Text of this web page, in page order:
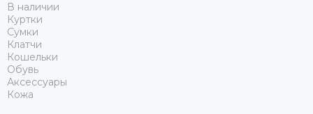
В наличии
Куртки
Сумки
Клатчи
Кошельки
Обувь
Аксессуары
Кожа